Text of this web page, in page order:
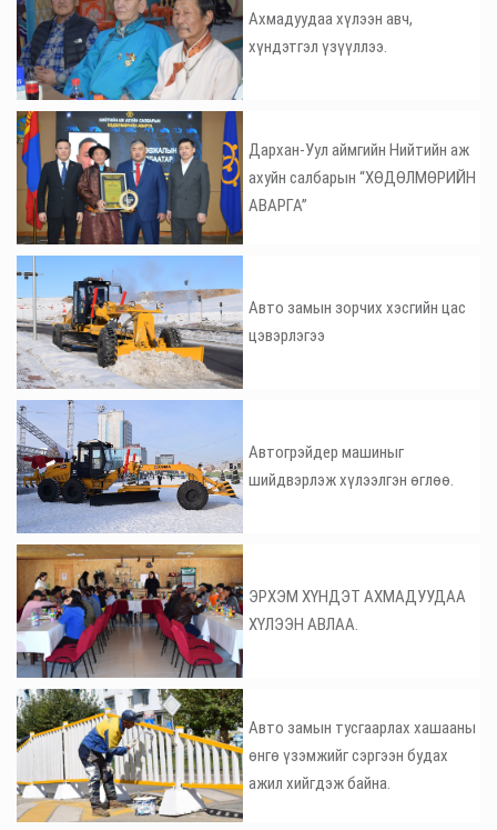
Ахмадуудаа хүлээн авч,
хүндэтгэл үзүүллээ.
Дархан-Уул аймгийн Нийтийн аж
ахуйн салбарын “ХӨДӨЛМӨРИЙН
АВАРГА”
Авто замын зорчих хэсгийн цас
цэвэрлэгээ
Автогрэйдер машиныг
шийдвэрлэж хүлээлгэн өглөө.
ЭРХЭМ ХҮНДЭТ АХМАДУУДАА
ХҮЛЭЭН АВЛАА.
Авто замын тусгаарлах хашааны
өнгө үзэмжийг сэргээн будах
ажил хийгдэж байна.